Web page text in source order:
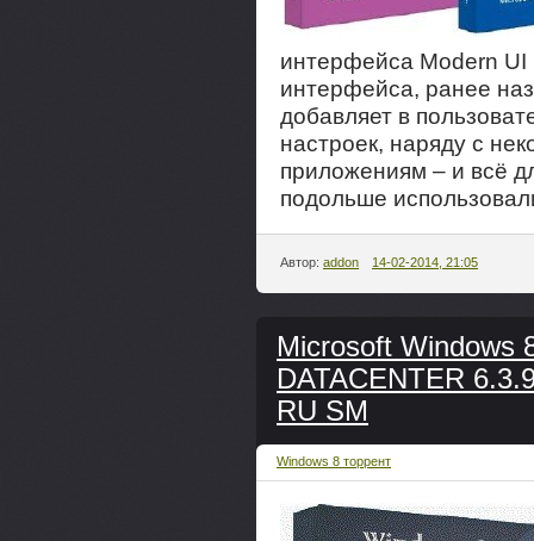
интерфейса Modern UI
интерфейса, ранее
добавляет в
настроек, наряду с
приложениям – и всё
подольше
Автор: addon 14-02-2014, 21:05
Microsoft Windows
DATACENTER
RU SM
Windows 8 торрент